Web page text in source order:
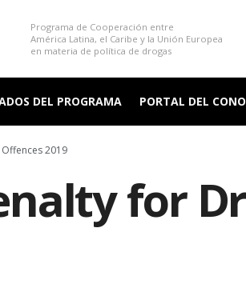
Programa de Cooperación entre
América Latina, el Caribe y la Unión Europea
en materia de política de drogas
DEL PROGRAMA PORTAL DEL
2019
for